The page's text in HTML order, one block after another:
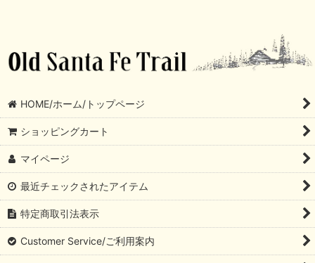
HOME/ホーム/トップページ
ショッピングカート
マイページ
最近チェックされたアイテム
特定商取引法表示
Customer Service/ご利用案内